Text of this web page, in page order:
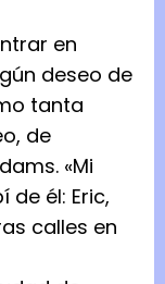
en
deseo de
tanta
de
«Mi
de él: Eric,
calles en